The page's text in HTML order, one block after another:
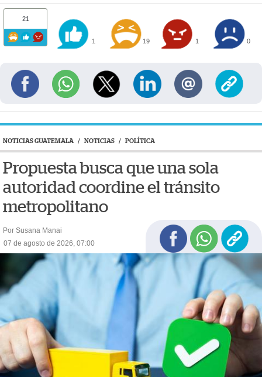
21
1 19 1 0
NOTICIAS GUATEMALA / NOTICIAS / POLÍTICA
Propuesta busca que una sola
autoridad coordine el tránsito
metropolitano
Por Susana Manai
07 de agosto de 2026, 07:00